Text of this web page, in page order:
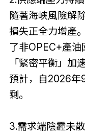
隨著海峽風險解
損失正全力增產
了非OPEC+產
「緊密平衡」加
預計，自2026年
剩。
3.需求端陰霾未散